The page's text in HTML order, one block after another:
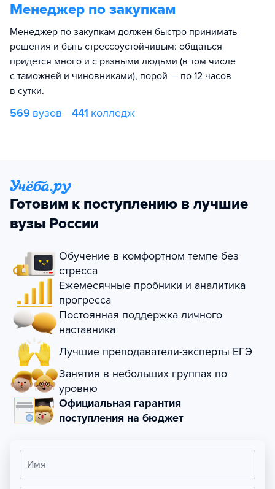
Менеджер по закупкам
Менеджер по закупкам должен быстро принимать
решения и быть стрессоустойчивым: общаться
придется много и с разными людьми (в том числе
с таможней и чиновниками), порой — по 12 часов
в сутки.
569 вузов 441 колледж
Готовим к поступлению в лучшие
вузы России
Обучение в комфортном темпе без
стресса
Ежемесячные пробники и аналитика
прогресса
Постоянная поддержка личного
наставника
Лучшие преподаватели-эксперты ЕГЭ
Занятия в небольших группах по
уровню
Официальная гарантия
поступления на бюджет
Имя